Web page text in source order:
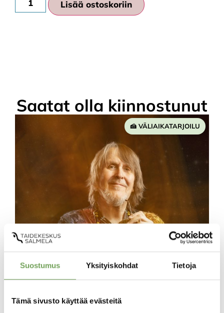
Suostumus Yksityiskohdat Tietoja
Tämä sivusto käyttää evästeitä
Lisää ostoskoriin
Saatat olla kiinnostunut
VÄLIAIKATARJOILU
Väliaikatarjoilu – Hector & His
Power Band